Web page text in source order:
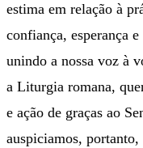
estima em relação à
confiança, esperança
unindo a nossa voz à
a Liturgia romana,
e ação de graças ao
auspiciamos, portanto,